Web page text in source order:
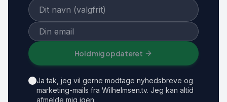
Hold mig opdateret
Ja tak, jeg vil gerne modtage nyhedsbreve og
marketing-mails fra Wilhelmsen.tv. Jeg kan altid
afmelde mig igen.